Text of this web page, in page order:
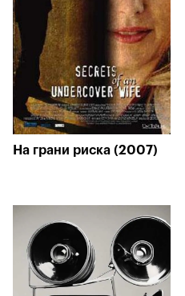
На грани риска (2007)